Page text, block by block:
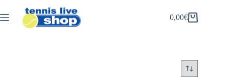
al
contenuto
Carrello
0,00€